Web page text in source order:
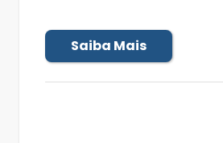
Saiba Mais